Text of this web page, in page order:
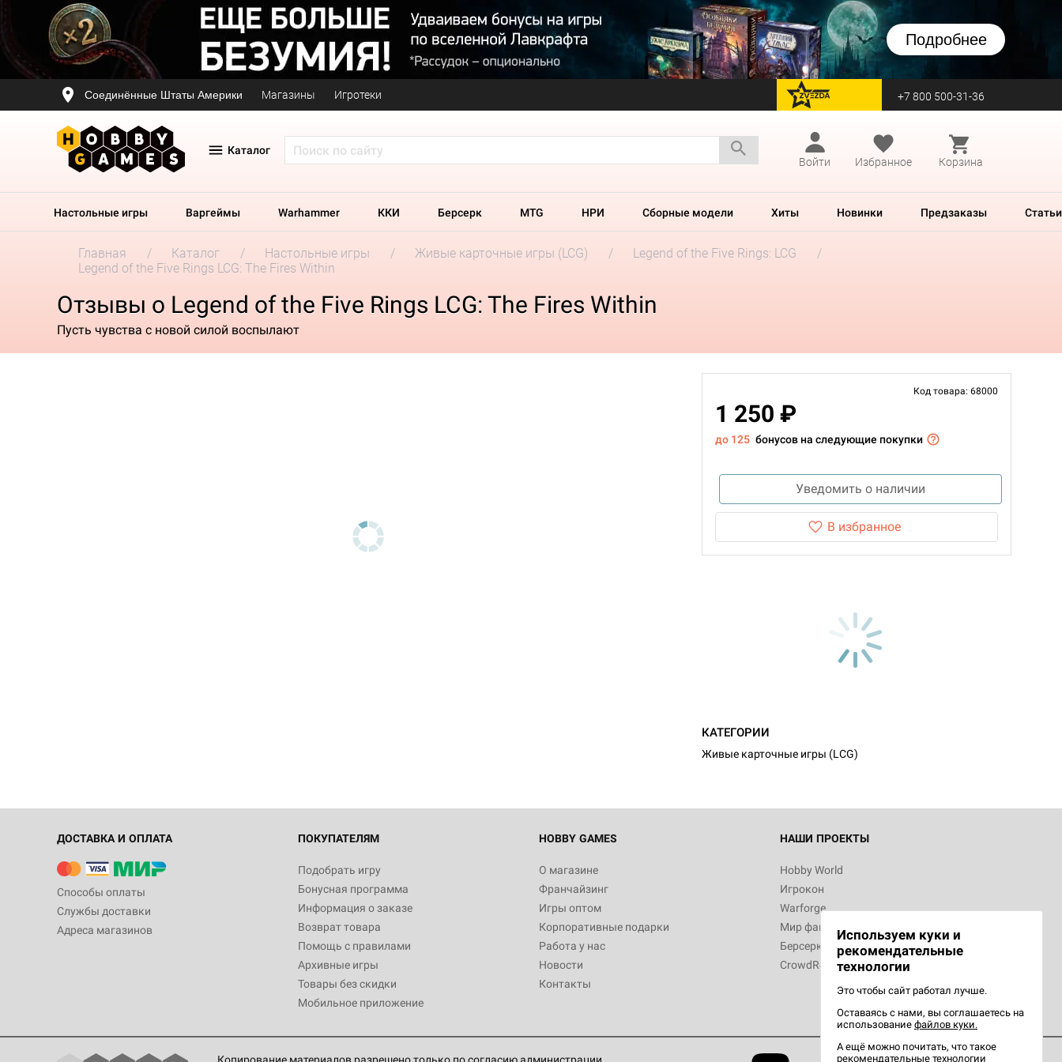
Подробнее
Соединённые Штаты Америки Магазины Игротеки перейти на Zvezda +7 800 500-31-36
Каталог
Войти
Избранное Корзина
Настольные игры Варгеймы Warhammer ККИ Берсерк MTG НРИ Сборные модели Хиты Новинки Предзаказы Статьи
Главная Каталог Настольные игры Живые карточные игры (LCG)
Legend of the Five Rings: LCG
Legend of the Five Rings LCG: The Fires Within
Отзывы о Legend of the Five Rings LCG: The Fires Within
Пусть чувства с новой силой воспылают
Код товара: 68000
1 250 ₽
до 125 бонусов на следующие покупки
Уведомить о наличии
В избранное
КАТЕГОРИИ
Живые карточные игры (LCG)
ДОСТАВКА И ОПЛАТА
Способы оплаты
Службы доставки
Адреса магазинов
ПОКУПАТЕЛЯМ
Подобрать игру
Бонусная программа
Информация о заказе
Возврат товара
Помощь с правилами
Архивные игры
Товары без скидки
Мобильное приложение
HOBBY GAMES
О магазине
Франчайзинг
Игры оптом
Корпоративные подарки
Работа у нас
Новости
Контакты
НАШИ ПРОЕКТЫ
Hobby World
Игрокон
Warforge
Мир фантастики
Берсерк
CrowdRepublic
Используем куки и
рекомендательные
технологии
Это чтобы сайт работал лучше.
Оставаясь с нами, вы соглашаетесь на
использование файлов куки.
А ещё можно почитать, что такое
рекомендательные технологии